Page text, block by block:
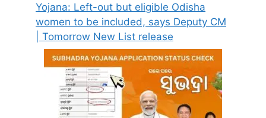
Yojana: Left-out but eligible Odisha
women to be included, says Deputy CM
| Tomorrow New List release